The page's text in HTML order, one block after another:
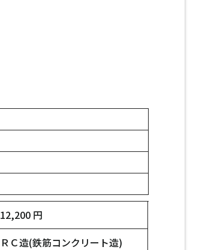
12,200 円
ＲＣ造(鉄筋コンクリート造)